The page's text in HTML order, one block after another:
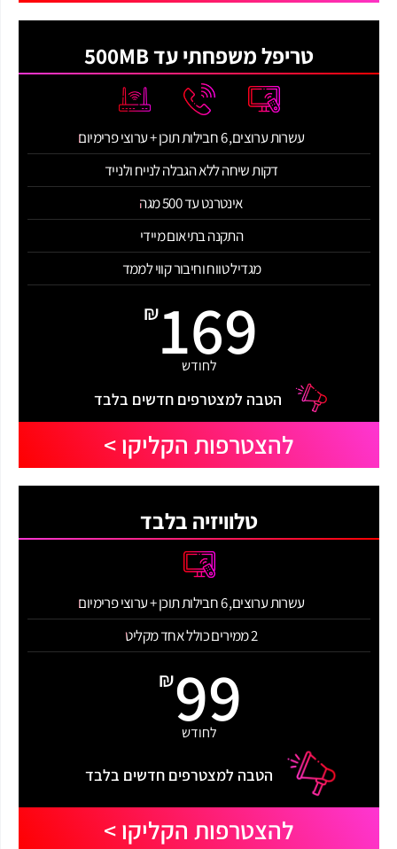
טריפל משפחתי עד 500MB
עשרות ערוצים, 6 חבילות תוכן + ערוצי פרימיום
דקות שיחה ללא הגבלה לנייח ולנייד
אינטרנט עד 500 מגה
התקנה בתיאום מיידי
מגדיל טווח וחיבור קווי לממד
₪ 169
לחודש
הטבה למצטרפים חדשים בלבד
להצטרפות הקליקו >
טלוויזיה בלבד
עשרות ערוצים, 6 חבילות תוכן + ערוצי פרימיום
₪99
לחודש
הטבה למצטרפים חדשים בלבד
להצטרפות הקליקו >